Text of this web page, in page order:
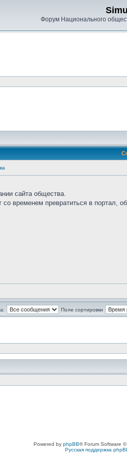
Форум Национального
сайта общества.
временем превратиться в портал,
Поле сортировки
Powered by phpBB® Forum Software
Русская поддержка